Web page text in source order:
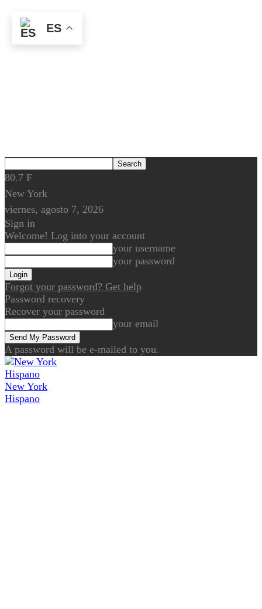
80.7 F
New York
viernes, agosto 7, 2026
Sign in
Welcome! Log into your account
your username
your password
Forgot your password? Get help
Password recovery
Recover your password
your email
A password will be e-mailed to you.
New York
Hispano
ES